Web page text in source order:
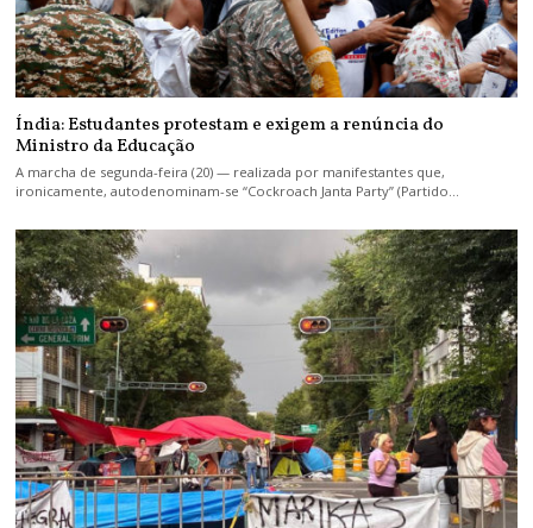
Índia: Estudantes protestam e exigem a renúncia do
Ministro da Educação
A marcha de segunda-feira (20) — realizada por manifestantes que,
ironicamente, autodenominam-se “Cockroach Janta Party” (Partido…